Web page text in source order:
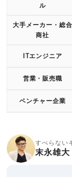
ル
大手メーカー・総合
商社
ITエンジニア
営業・販売職
ベンチャー企業
すべらない
末永雄大